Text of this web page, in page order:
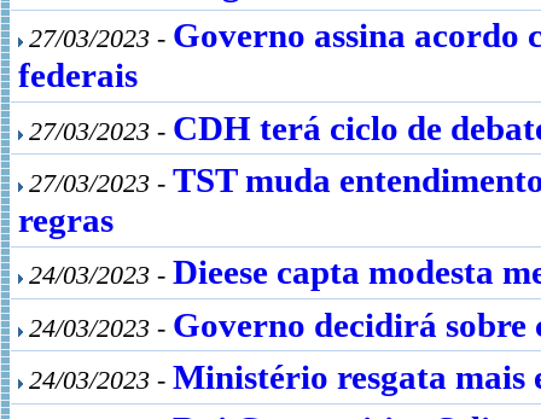
27/03/2023 - Governo assina acordo
federais
27/03/2023 - CDH terá ciclo de
27/03/2023 - TST muda
regras
24/03/2023 - Dieese capta modesta
24/03/2023 - Governo decidirá sobre
24/03/2023 - Ministério resgata mais